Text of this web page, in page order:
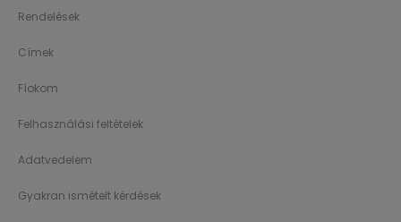
Rendelések
Címek
Fíokom
Felhasználási feltételek
Adatvedelem
Gyakran ismételt kérdések